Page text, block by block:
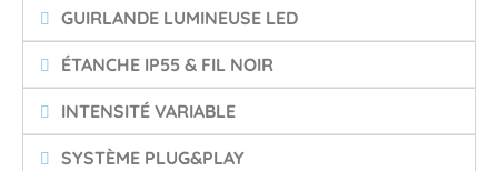
GUIRLANDE LUMINEUSE LED
ÉTANCHE IP55 & FIL NOIR
INTENSITÉ VARIABLE
SYSTÈME PLUG&PLAY